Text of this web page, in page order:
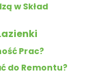
w Skład
Prac?
do Remontu?